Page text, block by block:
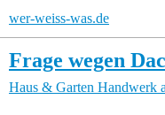
wer-weiss-was.de
Frage wegen
Haus & Garten Handwerk